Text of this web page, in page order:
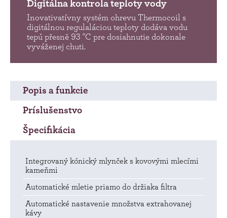
Digitálna kontrola teploty vody
Inovativatívny systém ohrevu Thermocoil s
digitálnou regulaláciou teploty dodáva vodu
tepú přesně 93 °C pre dosiahnutie dokonale
vyváženej chuti.
Popis a funkcie
Príslušenstvo
Špecifikácia
Integrovaný kónický mlynček s kovovými mlecími
kameňmi
Automatické mletie priamo do držiaka filtra
Automatické nastavenie množstva extrahovanej
kávy